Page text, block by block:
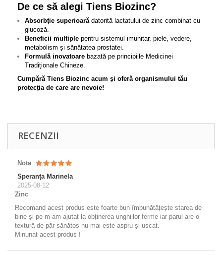
De ce să alegi Tiens Biozinc?
Absorbție superioară datorită lactatului de zinc combinat cu
glucoză.
Beneficii multiple pentru sistemul imunitar, piele, vedere,
metabolism și sănătatea prostatei.
Formulă inovatoare bazată pe principiile Medicinei
Tradiționale Chineze.
Cumpără Tiens Biozinc acum și oferă organismului tău
protecția de care are nevoie!
RECENZII
Nota
Speranța Marinela
2025-08-12
Zinc
Recomand acest produs este foarte bun îmbunătățește starea de
bine și pe m-am ajutat la obținerea unghiilor ferme iar parul are o
textură de păr sănătos nu mai este aspru și uscat.
Minunat acest produs !